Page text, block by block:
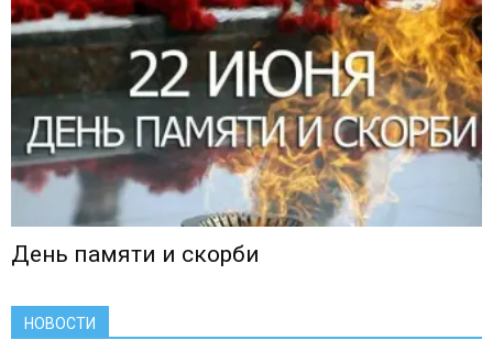
День памяти и скорби
НОВОСТИ